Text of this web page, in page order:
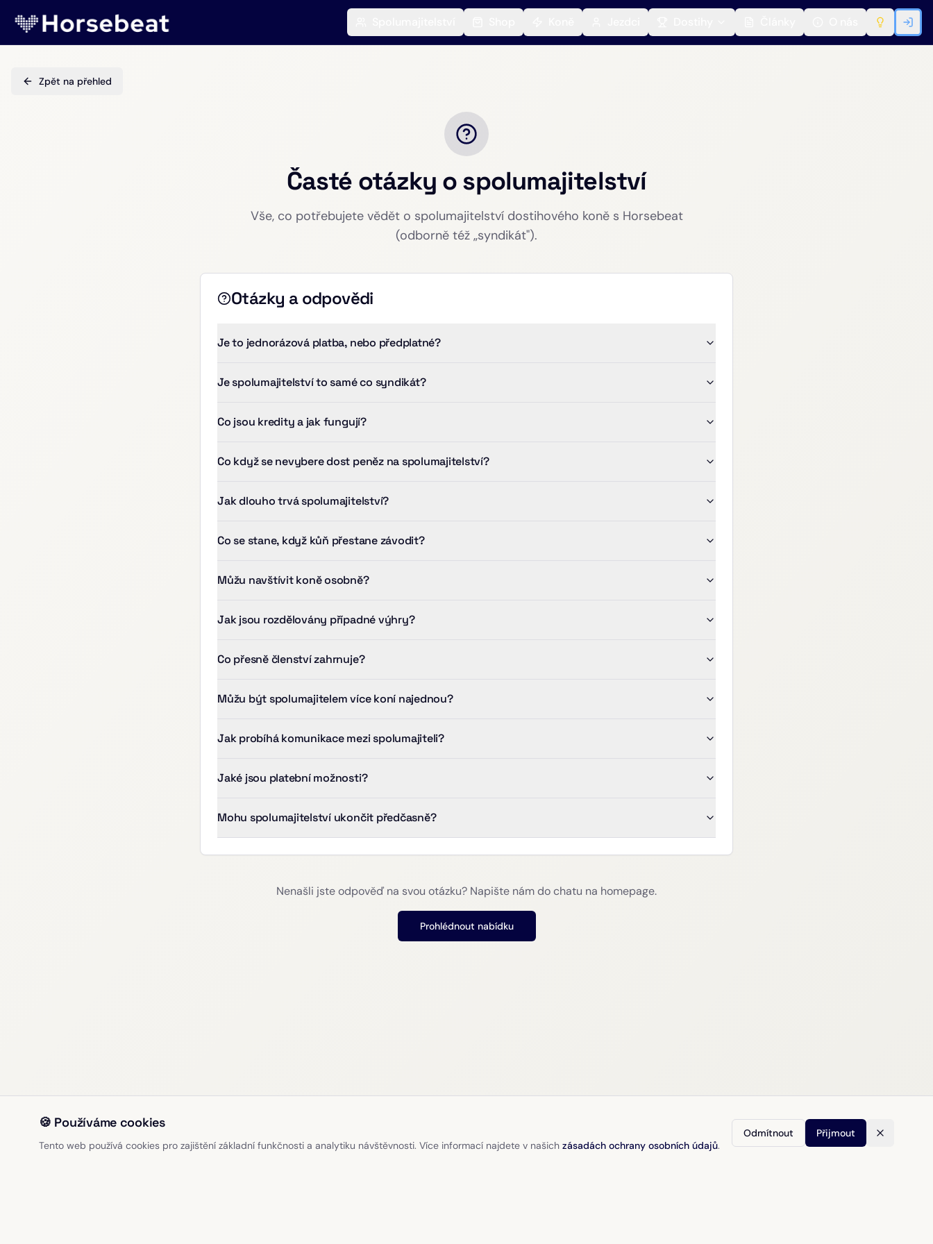
🍪 Používáme cookies
Tento web používá cookies pro zajištění základní funkčnosti a analytiku návštěvnosti. Více informací najdete v našich zásadách ochrany osobních údajů.
Odmítnout Přijmout
Zpět na přehled
Časté otázky o spolumajitelství
Vše, co potřebujete vědět o spolumajitelství dostihového koně s Horsebeat
(odborně též „syndikát").
Otázky a odpovědi
Je to jednorázová platba, nebo předplatné?
Je spolumajitelství to samé co syndikát?
Co jsou kredity a jak fungují?
Co když se nevybere dost peněz na spolumajitelství?
Jak dlouho trvá spolumajitelství?
Co se stane, když kůň přestane závodit?
Můžu navštívit koně osobně?
Jak jsou rozdělovány případné výhry?
Co přesně členství zahrnuje?
Můžu být spolumajitelem více koní najednou?
Jak probíhá komunikace mezi spolumajiteli?
Jaké jsou platební možnosti?
Mohu spolumajitelství ukončit předčasně?
Nenašli jste odpověď na svou otázku? Napište nám do chatu na homepage.
Prohlédnout nabídku